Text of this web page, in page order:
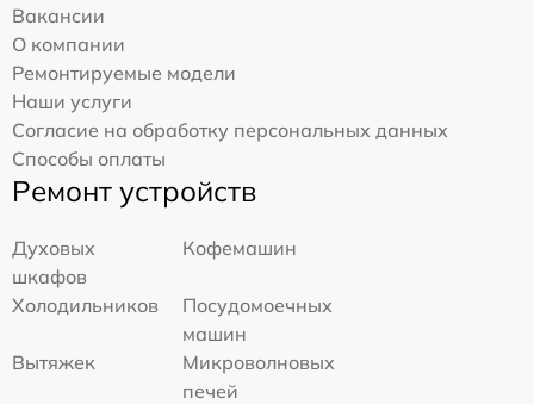
Вакансии
О компании
Ремонтируемые модели
Наши услуги
Согласие на обработку персональных данных
Способы оплаты
Ремонт устройств
Духовых
шкафов
Кофемашин
Холодильников
Посудомоечных
машин
Вытяжек
Микроволновых
печей